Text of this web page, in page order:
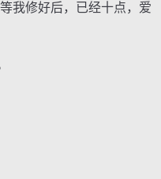
我修好后，已经十点，爱